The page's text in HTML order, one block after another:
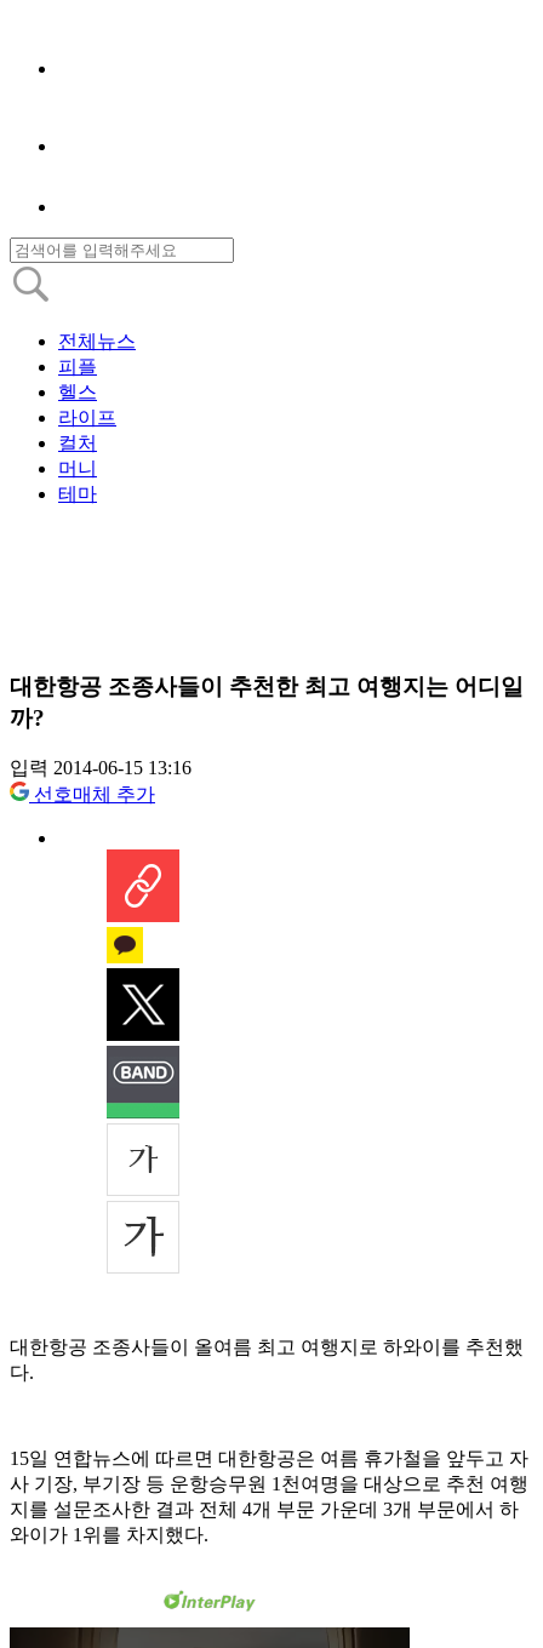
전체뉴스
피플
헬스
라이프
컬처
머니
테마
대한항공 조종사들이 추천한 최고 여행지는 어디일
까?
입력 2014-06-15 13:16
선호매체 추가
대한항공 조종사들이 올여름 최고 여행지로 하와이를 추천했
다.
15일 연합뉴스에 따르면 대한항공은 여름 휴가철을 앞두고 자
사 기장, 부기장 등 운항승무원 1천여명을 대상으로 추천 여행
지를 설문조사한 결과 전체 4개 부문 가운데 3개 부문에서 하
와이가 1위를 차지했다.